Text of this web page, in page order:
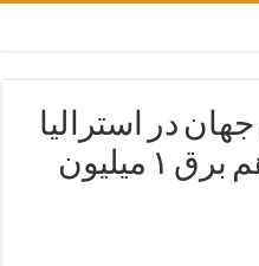
در استرالیا
فعال می‌شود؛ فراهم برق ۱ میلیون